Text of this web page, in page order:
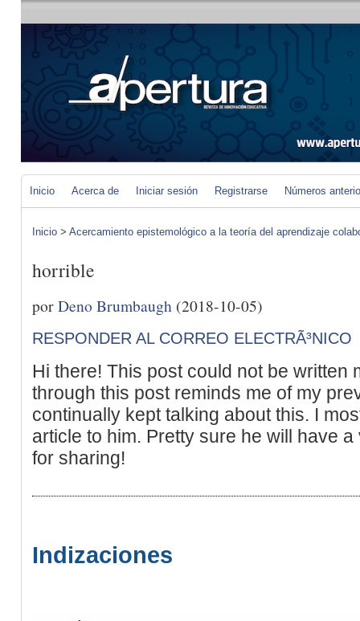
Inicio Acerca de Iniciar sesión Registrarse Números
Inicio > Acercamiento epistemológico a la teoría del aprendizaje
horrible
porDeno Brumbaugh (2018-10-05)
RESPONDER AL CORREO ELECTRÃ³NICO
Hi there! This post could not be written
through this post reminds me of my
continually kept talking about this. I
article to him. Pretty sure he will have
for sharing!
Indizaciones